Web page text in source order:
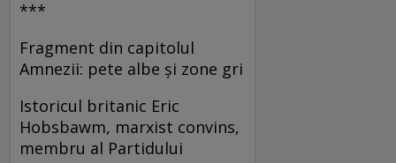
***
Fragment din capitolul
Amnezii: pete albe şi zone gri
Istoricul britanic Eric
Hobsbawm, marxist convins,
membru al Partidului